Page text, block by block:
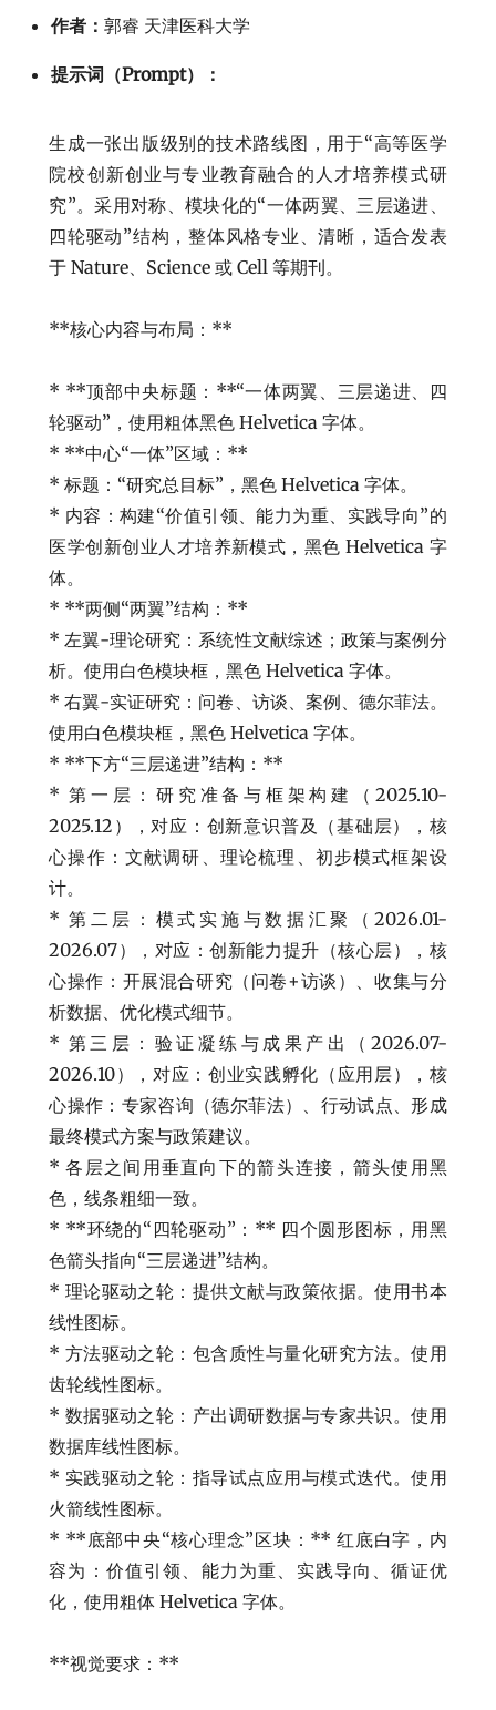
作者：郭睿 天津医科大学
提示词（Prompt）：
生成一张出版级别的技术路线图，用于“高等医学
院校创新创业与专业教育融合的人才培养模式研
究”。采用对称、模块化的“一体两翼、三层递进、
四轮驱动”结构，整体风格专业、清晰，适合发表
于 Nature、Science 或 Cell 等期刊。
**核心内容与布局：**
* **顶部中央标题：**“一体两翼、三层递进、四
轮驱动”，使用粗体黑色 Helvetica 字体。
* **中心“一体”区域：**
* 标题：“研究总目标”，黑色 Helvetica 字体。
* 内容：构建“价值引领、能力为重、实践导向”的
医学创新创业人才培养新模式，黑色 Helvetica 字
体。
* **两侧“两翼”结构：**
* 左翼-理论研究：系统性文献综述；政策与案例分
析。使用白色模块框，黑色 Helvetica 字体。
* 右翼-实证研究：问卷、访谈、案例、德尔菲法。
使用白色模块框，黑色 Helvetica 字体。
* **下方“三层递进”结构：**
* 第一层：研究准备与框架构建（2025.10-
2025.12），对应：创新意识普及（基础层），核
心操作：文献调研、理论梳理、初步模式框架设
计。
* 第二层：模式实施与数据汇聚（2026.01-
2026.07），对应：创新能力提升（核心层），核
心操作：开展混合研究（问卷+访谈）、收集与分
析数据、优化模式细节。
* 第三层：验证凝练与成果产出（2026.07-
2026.10），对应：创业实践孵化（应用层），核
心操作：专家咨询（德尔菲法）、行动试点、形成
最终模式方案与政策建议。
* 各层之间用垂直向下的箭头连接，箭头使用黑
色，线条粗细一致。
* **环绕的“四轮驱动”：** 四个圆形图标，用黑
色箭头指向“三层递进”结构。
* 理论驱动之轮：提供文献与政策依据。使用书本
线性图标。
* 方法驱动之轮：包含质性与量化研究方法。使用
齿轮线性图标。
* 数据驱动之轮：产出调研数据与专家共识。使用
数据库线性图标。
* 实践驱动之轮：指导试点应用与模式迭代。使用
火箭线性图标。
* **底部中央“核心理念”区块：** 红底白字，内
容为：价值引领、能力为重、实践导向、循证优
化，使用粗体 Helvetica 字体。
**视觉要求：**